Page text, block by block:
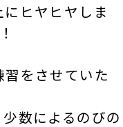
ヒヤヒヤしま
をさせていた
数によるのびの